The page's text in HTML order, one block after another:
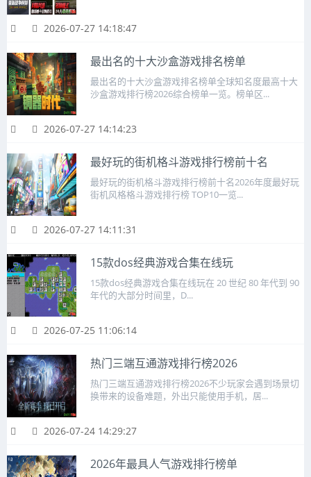
2026-07-27 14:18:47
最出名的十大沙盒游戏排名榜单
最出名的十大沙盒游戏排名榜单全球知名度最高十大
沙盒游戏排行榜2026综合榜单一览。榜单区...
2026-07-27 14:14:23
最好玩的街机格斗游戏排行榜前十名
最好玩的街机格斗游戏排行榜前十名2026年度最好玩
街机风格格斗游戏排行榜 TOP10一览...
2026-07-27 14:11:31
15款dos经典游戏合集在线玩
15款dos经典游戏合集在线玩在 20 世纪 80 年代到 90
年代的大部分时间里，D...
2026-07-25 11:06:14
热门三端互通游戏排行榜2026
热门三端互通游戏排行榜2026不少玩家会遇到场景切
换带来的设备难题，外出只能使用手机，居...
2026-07-24 14:29:27
2026年最具人气游戏排行榜单